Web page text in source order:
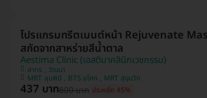
โปรแกรมทรีตเมนต์หน้า Rejuvenate
สกัดจากสาหร่ายสีน้ำตาล
Aestima Clinic (เอสติมาคลินิกเวชกรรม)
สาทร , วัฒนา
MRT ลุมพินี , BTS อโศก , MRT สุขุมวิท
437 บาท800 บาท ประหยัด 45%